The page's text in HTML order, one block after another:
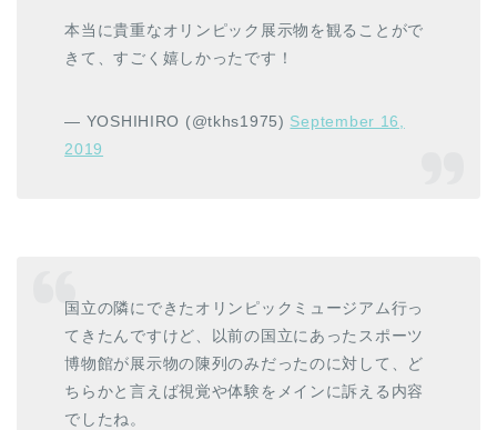
本当に貴重なオリンピック展示物を観ることがで
きて、すごく嬉しかったです！
— YOSHIHIRO (@tkhs1975) September 16,
2019
国立の隣にできたオリンピックミュージアム行っ
てきたんですけど、以前の国立にあったスポーツ
博物館が展示物の陳列のみだったのに対して、ど
ちらかと言えば視覚や体験をメインに訴える内容
でしたね。